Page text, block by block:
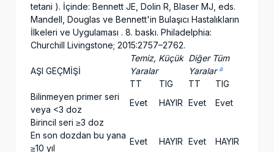
tetani ). İçinde: Bennett JE, Dolin R, Blaser MJ, eds.
Mandell, Douglas ve Bennett'in Bulaşıcı Hastalıkların
İlkeleri ve Uygulaması . 8. baskı. Philadelphia:
Churchill Livingstone; 2015:2757–2762.
AŞI GEÇMİŞİ
Temiz, Küçük
Yaralar
Diğer Tüm
Yaralara
TT TIG TT
TIG
Bilinmeyen primer seri
veya <3 doz
Evet HAYIR Evet
Evet
Birincil seri ≥3 doz
En son dozdan bu yana
≥10 yıl
Evet HAYIR Evet HAYIR